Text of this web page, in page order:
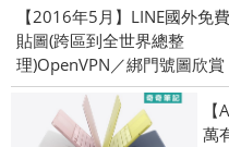
【2016年5月】LINE國外免費
貼圖(跨區到全世界總整
理)OpenVPN／綁門號圖欣賞
萬